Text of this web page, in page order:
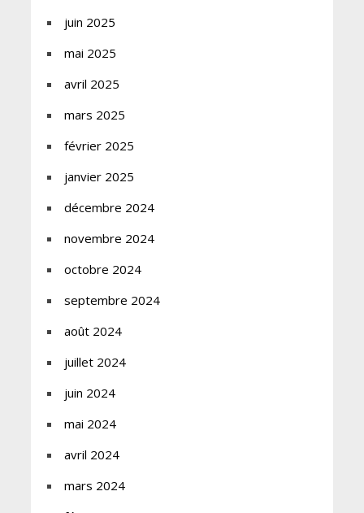
juin 2025
mai 2025
avril 2025
mars 2025
février 2025
janvier 2025
décembre 2024
novembre 2024
octobre 2024
septembre 2024
août 2024
juillet 2024
juin 2024
mai 2024
avril 2024
mars 2024